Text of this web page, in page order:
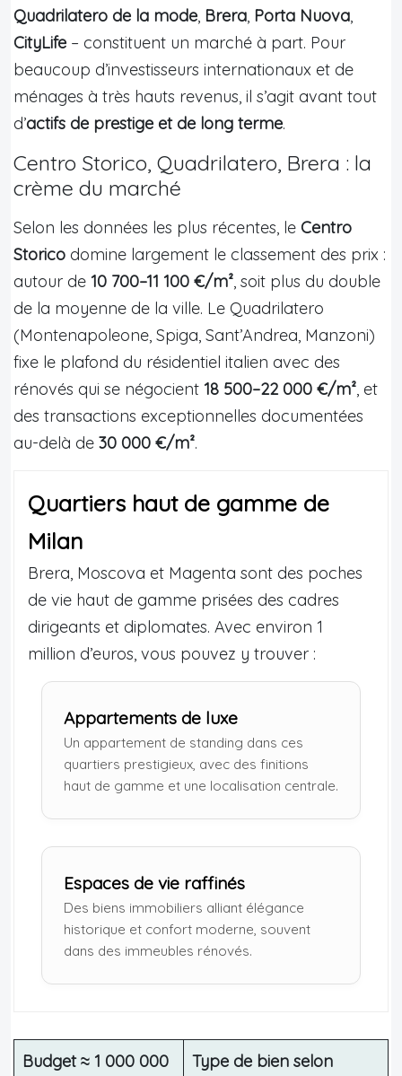
Quadrilatero de la mode, Brera, Porta Nuova,
CityLife – constituent un marché à part. Pour
beaucoup d’investisseurs internationaux et de
ménages à très hauts revenus, il s’agit avant tout
d’actifs de prestige et de long terme.
Centro Storico, Quadrilatero, Brera : la
crème du marché
Selon les données les plus récentes, le Centro
Storico domine largement le classement des prix :
autour de 10 700–11 100 €/m², soit plus du double
de la moyenne de la ville. Le Quadrilatero
(Montenapoleone, Spiga, Sant’Andrea, Manzoni)
fixe le plafond du résidentiel italien avec des
rénovés qui se négocient 18 500–22 000 €/m², et
des transactions exceptionnelles documentées
au-delà de 30 000 €/m².
Quartiers haut de gamme de
Milan
Brera, Moscova et Magenta sont des poches
de vie haut de gamme prisées des cadres
dirigeants et diplomates. Avec environ 1
million d’euros, vous pouvez y trouver :
Appartements de luxe
Un appartement de standing dans ces
quartiers prestigieux, avec des finitions
haut de gamme et une localisation centrale.
Espaces de vie raffinés
Des biens immobiliers alliant élégance
historique et confort moderne, souvent
dans des immeubles rénovés.
Budget ≈ 1 000 000
Type de bien selon